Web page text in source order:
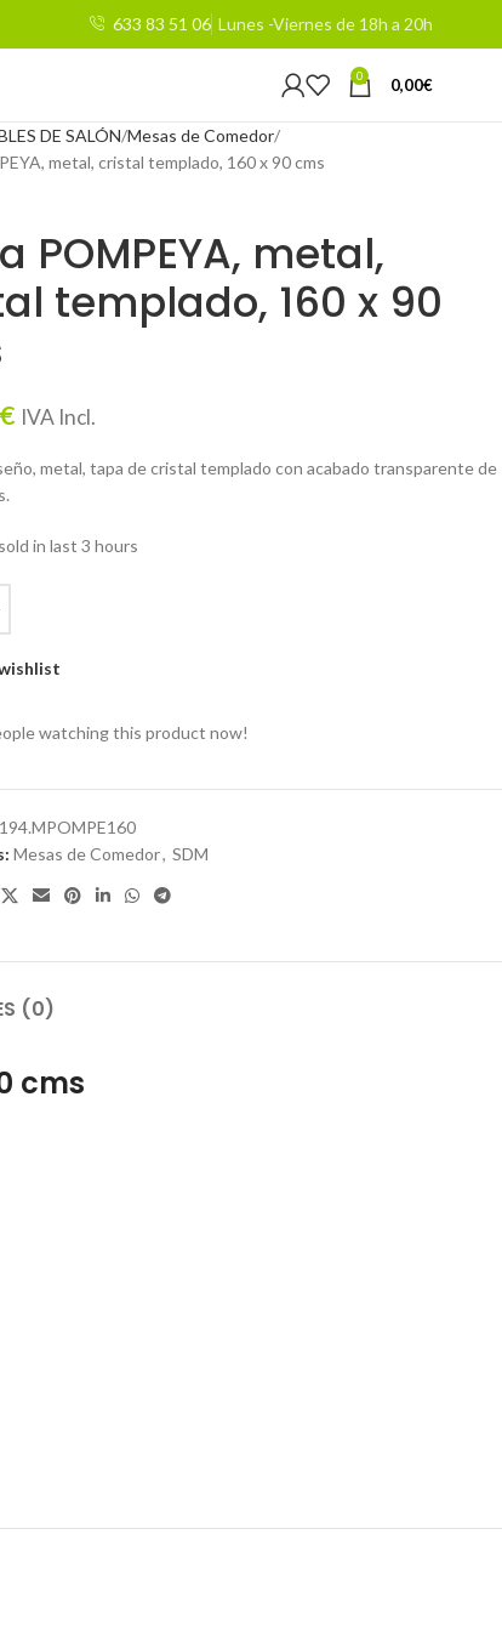
633 83 51 06 Lunes -Viernes de 18h a 20h
0 0,00€
DE SALÓN Mesas de Comedor
metal, cristal templado, 160 x 90 cms
POMPEYA, metal,
templado, 160 x 90
IVA Incl.
metal, tapa de cristal templado con acabado transparente de
in last 3 hours
watching this product now!
Mesas de Comedor, SDM
(0)
cms